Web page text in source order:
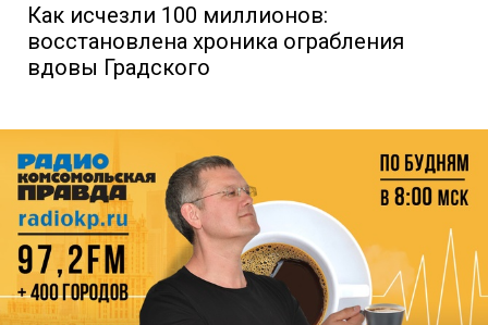
Как исчезли 100 миллионов:
восстановлена хроника ограбления
вдовы Градского